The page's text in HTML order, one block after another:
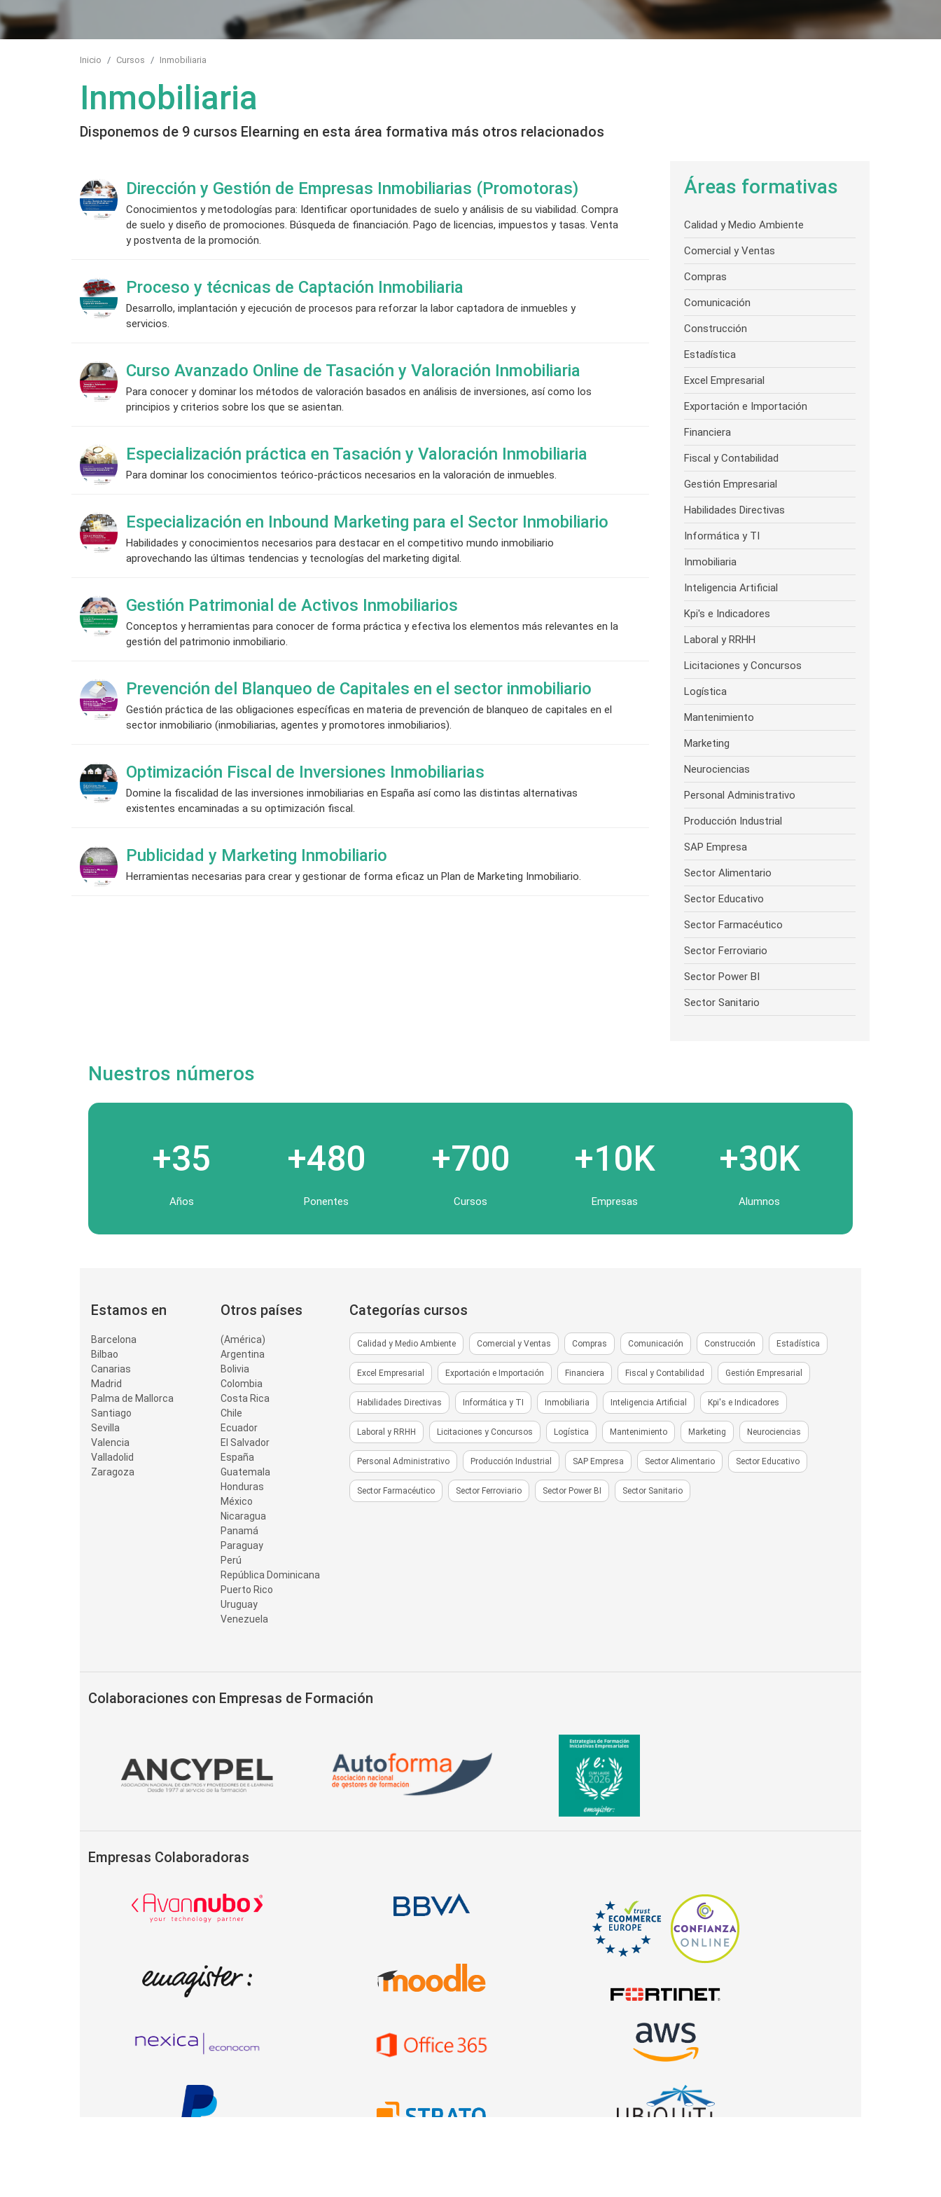
Inicio Cursos Inmobiliaria
Inmobiliaria
Disponemos de 9 cursos Elearning en esta área formativa más otros relacionados
Dirección y Gestión de Empresas Inmobiliarias (Promotoras)
Conocimientos y metodologías para: Identificar oportunidades de suelo y análisis de su viabilidad. Compra
de suelo y diseño de promociones. Búsqueda de financiación. Pago de licencias, impuestos y tasas. Venta
y postventa de la promoción.
Proceso y técnicas de Captación Inmobiliaria
Desarrollo, implantación y ejecución de procesos para reforzar la labor captadora de inmuebles y
servicios.
Curso Avanzado Online de Tasación y Valoración Inmobiliaria
Para conocer y dominar los métodos de valoración basados en análisis de inversiones, así como los
principios y criterios sobre los que se asientan.
Especialización práctica en Tasación y Valoración Inmobiliaria
Para dominar los conocimientos teórico-prácticos necesarios en la valoración de inmuebles.
Especialización en Inbound Marketing para el Sector Inmobiliario
Habilidades y conocimientos necesarios para destacar en el competitivo mundo inmobiliario
aprovechando las últimas tendencias y tecnologías del marketing digital.
Gestión Patrimonial de Activos Inmobiliarios
Conceptos y herramientas para conocer de forma práctica y efectiva los elementos más relevantes en la
gestión del patrimonio inmobiliario.
Prevención del Blanqueo de Capitales en el sector inmobiliario
Gestión práctica de las obligaciones específicas en materia de prevención de blanqueo de capitales en el
sector inmobiliario (inmobiliarias, agentes y promotores inmobiliarios).
Optimización Fiscal de Inversiones Inmobiliarias
Domine la fiscalidad de las inversiones inmobiliarias en España así como las distintas alternativas
existentes encaminadas a su optimización fiscal.
Publicidad y Marketing Inmobiliario
Herramientas necesarias para crear y gestionar de forma eficaz un Plan de Marketing Inmobiliario.
Áreas formativas
Calidad y Medio Ambiente
Comercial y Ventas
Compras
Comunicación
Construcción
Estadística
Excel Empresarial
Exportación e Importación
Financiera
Fiscal y Contabilidad
Gestión Empresarial
Habilidades Directivas
Informática y TI
Inmobiliaria
Inteligencia Artificial
Kpi's e Indicadores
Laboral y RRHH
Licitaciones y Concursos
Logística
Mantenimiento
Marketing
Neurociencias
Personal Administrativo
Producción Industrial
SAP Empresa
Sector Alimentario
Sector Educativo
Sector Farmacéutico
Sector Ferroviario
Sector Power BI
Sector Sanitario
Nuestros números
+35
Años
+480
Ponentes
+700
Cursos
+10K
Empresas
+30K
Alumnos
Estamos en
Barcelona
Bilbao
Canarias
Madrid
Palma de Mallorca
Santiago
Sevilla
Valencia
Valladolid
Zaragoza
Otros países
(América)
Argentina
Bolivia
Colombia
Costa Rica
Chile
Ecuador
El Salvador
España
Guatemala
Honduras
México
Nicaragua
Panamá
Paraguay
Perú
República Dominicana
Puerto Rico
Uruguay
Venezuela
Categorías cursos
Calidad y Medio Ambiente Comercial y Ventas Compras Comunicación Construcción Estadística
Excel Empresarial Exportación e Importación Financiera Fiscal y Contabilidad Gestión Empresarial
Habilidades Directivas Informática y TI Inmobiliaria Inteligencia Artificial Kpi's e Indicadores
Laboral y RRHH Licitaciones y Concursos Logística Mantenimiento Marketing Neurociencias
Personal Administrativo Producción Industrial SAP Empresa Sector Alimentario Sector Educativo
Sector Farmacéutico Sector Ferroviario Sector Power BI Sector Sanitario
Colaboraciones con Empresas de Formación
Empresas Colaboradoras